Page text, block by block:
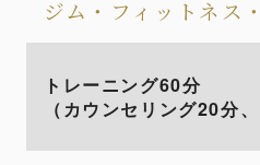
ジム・フィットネス
トレーニング60分
（カウンセリング20分